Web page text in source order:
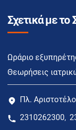
Σχετικά με το
Ωράριο
Θεωρήσεις
Πλ.
2310262300,